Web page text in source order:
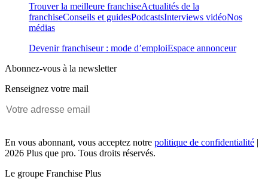
Trouver la meilleure franchiseActualités de la
franchiseConseils et guidesPodcastsInterviews vidéoNos
médias
Devenir franchiseur : mode d’emploiEspace annonceur
Abonnez-vous à la newsletter
Renseignez votre mail
En vous abonnant, vous acceptez notre politique de confidentialité |
2026 Plus que pro. Tous droits réservés.
Le groupe Franchise Plus